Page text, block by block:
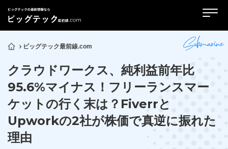
ビッグテック最前線.com
クラウドワークス、純利益前年比
95.6%マイナス！フリーランスマー
ケットの行く末は？Fiverrと
Upworkの2社が株価で真逆に振れた
理由